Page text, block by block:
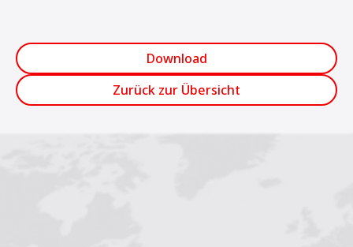
Download
Zurück zur Übersicht